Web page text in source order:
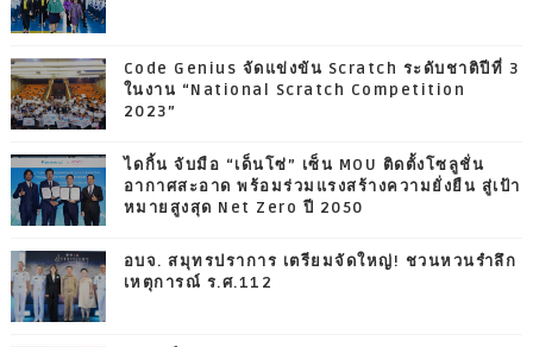
Code Genius จัดแข่งขัน Scratch ระดับชาติปีที่ 3
ในงาน “National Scratch Competition
2023”
ไดกิ้น จับมือ “เด็นโซ่” เซ็น MOU ติดตั้งโซลูชั่น
อากาศสะอาด พร้อมร่วมแรงสร้างความยั่งยืน สู่เป้า
หมายสูงสุด Net Zero ปี 2050
อบจ. สมุทรปราการ เตรียมจัดใหญ่! ชวนหวนรำลึก
เหตุการณ์ ร.ศ.112